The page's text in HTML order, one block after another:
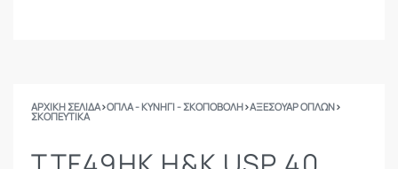
ΑΡΧΙΚΉ ΣΕΛΊΔΑ›ΟΠΛΑ - ΚΥΝΗΓΙ - ΣΚΟΠΟΒΟΛΗ›ΑΞΕΣΟΥΑΡ ΟΠΛΩΝ›
ΣΚΟΠΕΥΤΙΚΆ